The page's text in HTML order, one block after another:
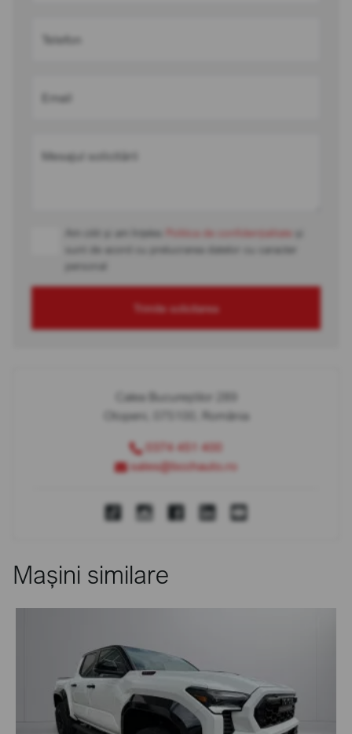
Telefon
Email
Mesajul solicitării
Am citit și am înțeles Politica de confidențialitate
sunt de acord cu prelucrarea datelor cu caracter
personal
Trimite solicitarea
Calea Bucureștilor 289
Otopeni, 075100, România
0374 451 400
sales@bcchauto.ro
Mașini similare